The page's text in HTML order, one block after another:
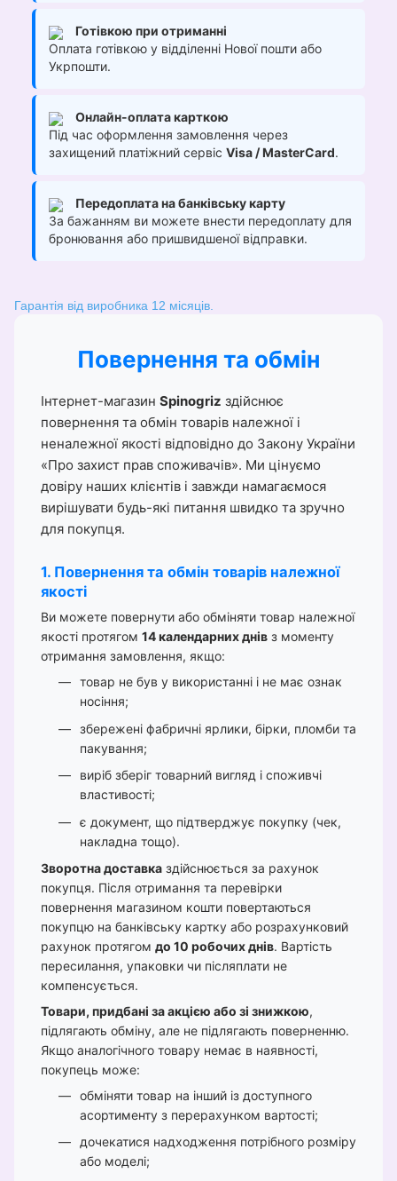
Готівкою при отриманні
Оплата готівкою у відділенні Нової пошти або
Укрпошти.
Онлайн-оплата карткою
Під час оформлення замовлення через
захищений платіжний сервіс Visa / MasterCard.
Передоплата на банківську карту
За бажанням ви можете внести передоплату для
бронювання або пришвидшеної відправки.
Гарантія від виробника 12 місяців.
Повернення та обмін
Інтернет-магазин Spinogriz здійснює
повернення та обмін товарів належної і
неналежної якості відповідно до Закону України
«Про захист прав споживачів». Ми цінуємо
довіру наших клієнтів і завжди намагаємося
вирішувати будь-які питання швидко та зручно
для покупця.
1. Повернення та обмін товарів належної
якості
Ви можете повернути або обміняти товар належної
якості протягом 14 календарних днів з моменту
отримання замовлення, якщо:
товар не був у використанні і не має ознак
носіння;
збережені фабричні ярлики, бірки, пломби та
пакування;
виріб зберіг товарний вигляд і споживчі
властивості;
є документ, що підтверджує покупку (чек,
накладна тощо).
Зворотна доставка здійснюється за рахунок
покупця. Після отримання та перевірки
повернення магазином кошти повертаються
покупцю на банківську картку або розрахунковий
рахунок протягом до 10 робочих днів. Вартість
пересилання, упаковки чи післяплати не
компенсується.
Товари, придбані за акцією або зі знижкою,
підлягають обміну, але не підлягають поверненню.
Якщо аналогічного товару немає в наявності,
покупець може:
обміняти товар на інший із доступного
асортименту з перерахунком вартості;
дочекатися надходження потрібного розміру
або моделі;